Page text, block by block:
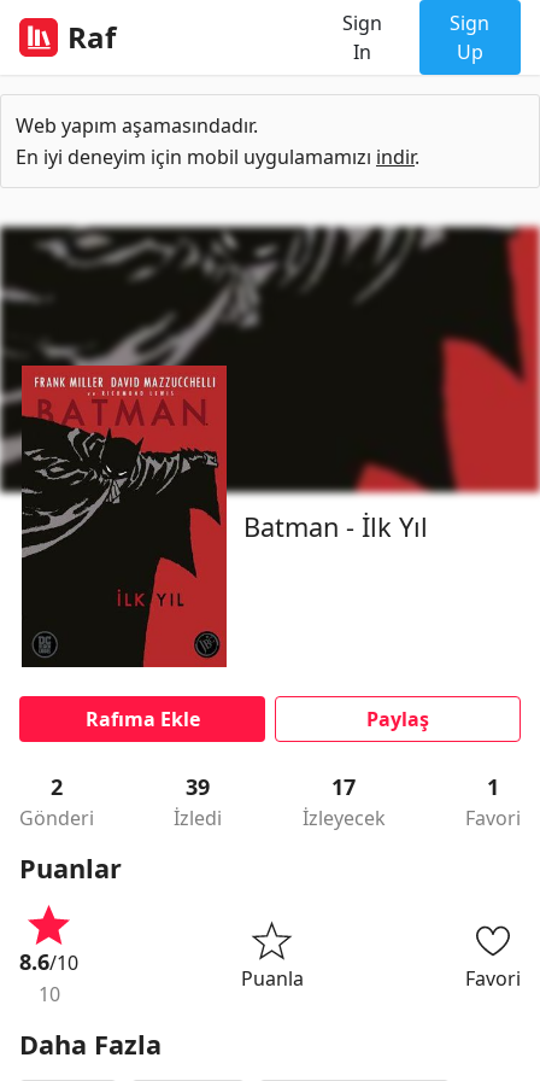
Raf
Sign
In
Sign
Up
Web yapım aşamasındadır.
En iyi deneyim için mobil uygulamamızı indir.
Batman - İlk Yıl
Rafıma Ekle Paylaş
2
Gönderi
39
İzledi
17
İzleyecek
1
Favori
Puanlar
8.6/10
10
Puanla Favori
Daha Fazla